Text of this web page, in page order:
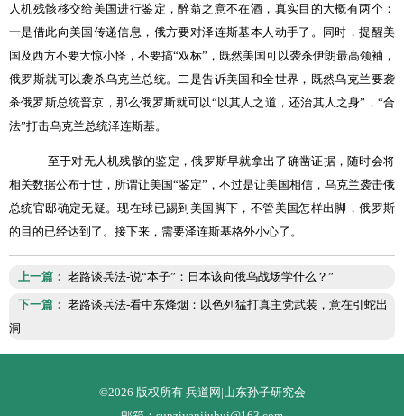
人机残骸移交给美国进行鉴定，醉翁之意不在酒，真实目的大概有两个：
一是借此向美国传递信息，俄方要对泽连斯基本人动手了。同时，提醒美
国及西方不要大惊小怪，不要搞“双标” ，既然美国可以袭杀伊朗最高领袖，
俄罗斯就可以袭杀乌克兰总统。二是告诉美国和全世界，既然乌克兰要袭
杀俄罗斯总统普京，那么俄罗斯就可以 “以其人之道，还治其人之身” ， “合
法”打击乌克兰总统泽连斯基。
至于对无人机残骸的鉴定，俄罗斯早就拿出了确凿证据，随时会将
相关数据公布于世，所谓让美国“鉴定” ，不过是让美国相信，乌克兰袭击俄
总统官邸确定无疑。现在球已踢到美国脚下，不管美国怎样出脚，俄罗斯
的目的已经达到了。接下来，需要泽连斯基格外小心了。
上一篇： 老路谈兵法-说“本子”：日本该向俄乌战场学什么？”
下一篇： 老路谈兵法-看中东烽烟：以色列猛打真主党武装，意在引蛇出
洞
©2026 版权所有 兵道网|山东孙子研究会